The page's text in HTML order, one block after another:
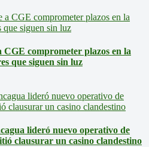
CGE comprometer plazos en la
que siguen sin luz
lideró nuevo operativo de
clausurar un casino clandestino